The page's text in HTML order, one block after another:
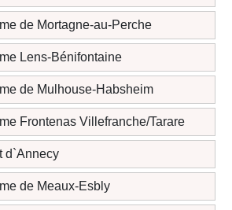
de Mortagne-au-Perche
Lens-Bénifontaine
de Mulhouse-Habsheim
Frontenas Villefranche/Tarare
d`Annecy
de Meaux-Esbly